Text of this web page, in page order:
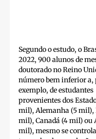
Segundo o estudo, o
2022, 900 alunos de
doutorado no Reino
número bem inferior a,
exemplo, de estudantes
provenientes dos
mil), Alemanha (5 mil),
mil), Canadá (4 mil) ou
mil), mesmo se